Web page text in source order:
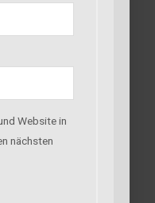
Website in
nächsten